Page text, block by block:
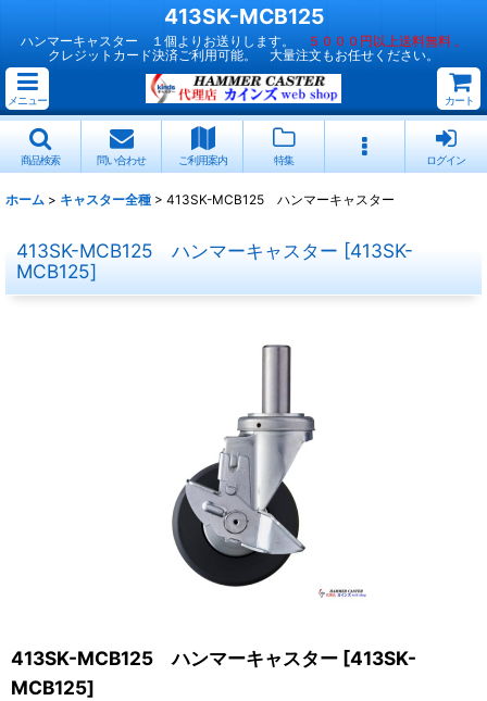
413SK-MCB125
ハンマーキャスター １個よりお送りします。
５０００円以上送料無料 。
クレジットカード決済ご利用可能。 大量注文もお任せください。
メニュー カート
商品検索 問い合わせ ご利用案内 特集 ログイン
ホーム > キャスター全種 > 413SK-MCB125 ハンマーキャスター
413SK-MCB125 ハンマーキャスター [413SK-
MCB125]
413SK-MCB125 ハンマーキャスター [413SK-
MCB125]